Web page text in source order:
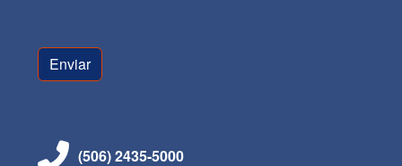
(506) 2435-5000